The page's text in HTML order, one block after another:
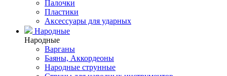
Палочки
Пластики
Аксессуары для ударных
Народные
Народные
Варганы
Баяны, Аккордеоны
Народные струнные